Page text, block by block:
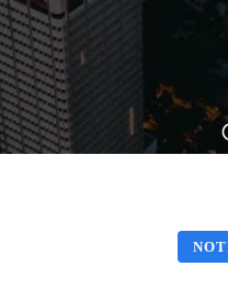
Breve Nos Cinemas